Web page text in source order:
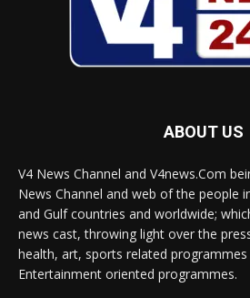
ABOUT US
V4 News Channel and V4news.Com
News Channel and web of the people
and Gulf countries and worldwide;
news cast, throwing light over the
health, art, sports related
Entertainment oriented programmes.